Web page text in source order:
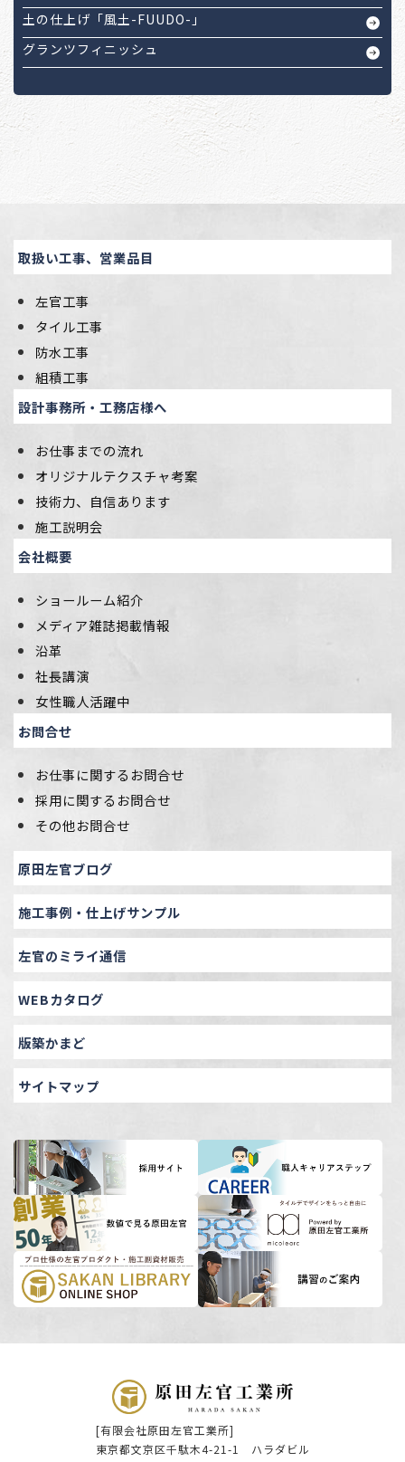
土の仕上げ「風土-FUUDO-」
グランツフィニッシュ
取扱い工事、営業品目
左官工事
タイル工事
防水工事
組積工事
設計事務所・工務店様へ
お仕事までの流れ
オリジナルテクスチャ考案
技術力、自信あります
施工説明会
会社概要
ショールーム紹介
メディア雑誌掲載情報
沿革
社長講演
女性職人活躍中
お問合せ
お仕事に関するお問合せ
採用に関するお問合せ
その他お問合せ
原田左官ブログ
施工事例・仕上げサンプル
左官のミライ通信
WEBカタログ
版築かまど
サイトマップ
[有限会社原田左官工業所]
東京都文京区千駄木4-21-1 ハラダビル